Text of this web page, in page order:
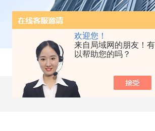
欢迎您！
来自局域网的朋友！
以帮助您的吗？